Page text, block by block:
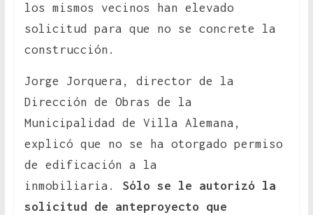
los mismos vecinos han elevado
solicitud para que no se concrete la
construcción.
Jorge Jorquera, director de la
Dirección de Obras de la
Municipalidad de Villa Alemana,
explicó que no se ha otorgado permiso
de edificación a la
inmobiliaria. Sólo se le autorizó la
solicitud de anteproyecto que